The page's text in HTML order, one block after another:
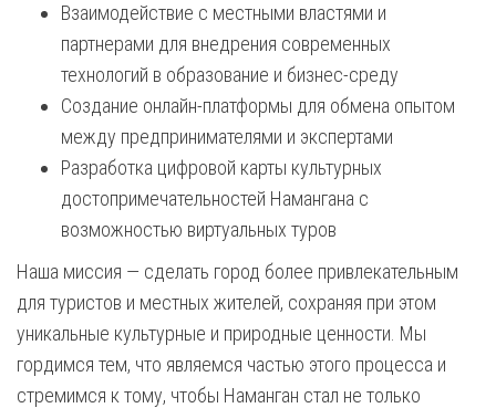
Взаимодействие с местными властями и
партнерами для внедрения современных
технологий в образование и бизнес-среду
Создание онлайн-платформы для обмена опытом
между предпринимателями и экспертами
Разработка цифровой карты культурных
достопримечательностей Намангана с
возможностью виртуальных туров
Наша миссия — сделать город более привлекательным
для туристов и местных жителей, сохраняя при этом
уникальные культурные и природные ценности. Мы
гордимся тем, что являемся частью этого процесса и
стремимся к тому, чтобы Наманган стал не только